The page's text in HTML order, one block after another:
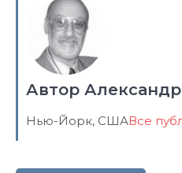
Автор Александр
Нью-Йорк, СШАВсе